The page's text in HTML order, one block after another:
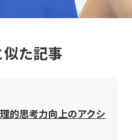
た記事
的思考力向上のアクシ